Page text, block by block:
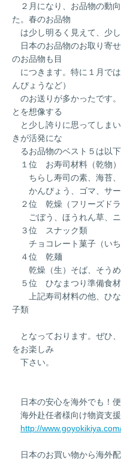
２月になり、お品物の動
た。春のお品物
は少し明るく見えて、少し
日本のお品物のお取り寄
のお品物も目
につきます。特に１月で
んぴょうなど）
のお送りが多かったです
とを想像する
と少し誇りに思ってしま
きが活発にな
るお品物のベスト５は以下
１位 お寿司材料（乾物）
ちらし寿司の素、海苔、
かんぴょう、ゴマ、サー
２位 乾燥（フリーズドラ
ごぼう、ほうれん草、ニ
３位 スナック類
チョコレート菓子（いち
４位 乾麺
乾燥（生）そば、そうめ
５位 ひなまつり準備食材
上記寿司材料の他、ひな
子類
となっております。ぜひ
をお楽しみ
下さい。
日本の安心を海外でも！
海外赴任者様向け物資支援
http://
日本のお買い物から海外配